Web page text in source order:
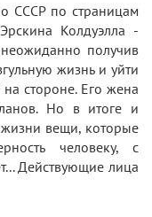
СССР по страницам
Колдуэлла -
получив
жизнь и уйти
стороне. Его жена
Но в итоге и
вещи, которые
человеку, с
Действующие лица